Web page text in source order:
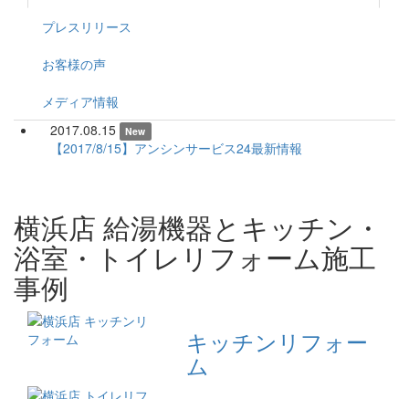
プレスリリース
お客様の声
メディア情報
2017.08.15
New
【2017/8/15】アンシンサービス24最新情報
横浜店 給湯機器とキッチン・
浴室・トイレリフォーム施工
事例
キッチンリフォー
ム